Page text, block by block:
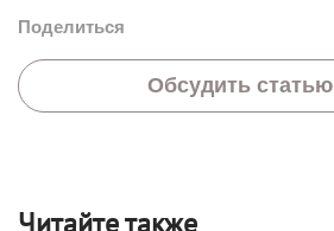
Поделиться
Обсудить статью
Читайте также